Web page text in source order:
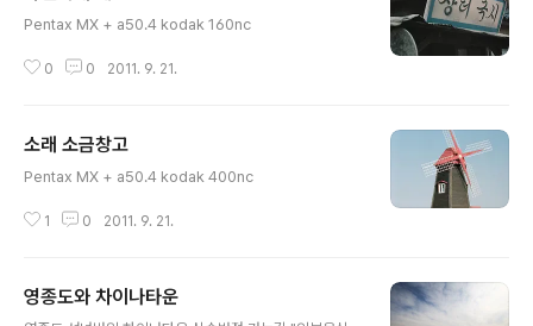
Pentax MX + a50.4 kodak 160nc
0 0 2011. 9. 21.
소래 소금창고
Pentax MX + a50.4 kodak 400nc
1 0 2011. 9. 21.
영종도와 차이나타운